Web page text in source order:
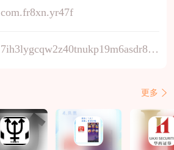
com.fr8xn.yr47f
7ih3lygcqw2z40tnukp19m6asdr8vbfe
更多